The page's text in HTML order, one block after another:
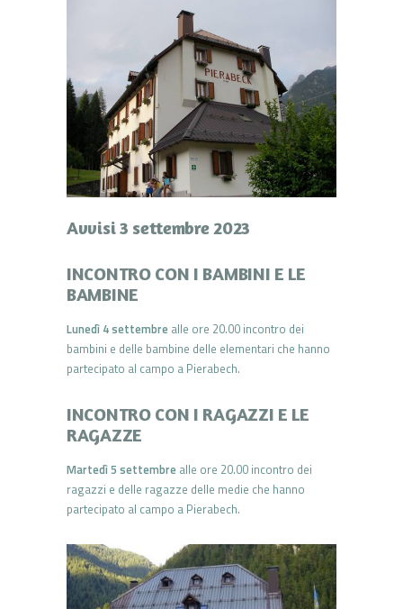
Avvisi 3 settembre 2023
INCONTRO CON I BAMBINI E LE
BAMBINE
Lunedì 4 settembre alle ore 20.00 incontro dei
bambini e delle bambine delle elementari che hanno
partecipato al campo a Pierabech.
INCONTRO CON I RAGAZZI E LE
RAGAZZE
Martedì 5 settembre alle ore 20.00 incontro dei
ragazzi e delle ragazze delle medie che hanno
partecipato al campo a Pierabech.